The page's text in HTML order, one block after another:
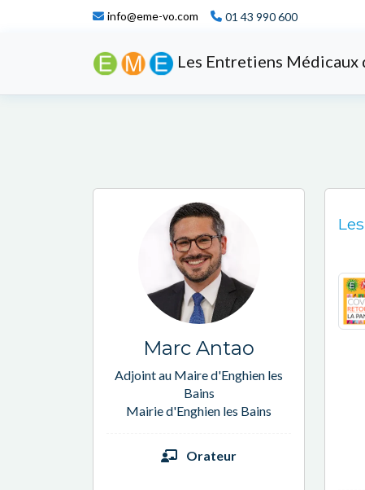
info@eme-vo.com 01 43 990 600
Les Entretiens Médicaux
Marc Antao
Adjoint au Maire d'Enghien les
Bains
Mairie d'Enghien les Bains
Orateur